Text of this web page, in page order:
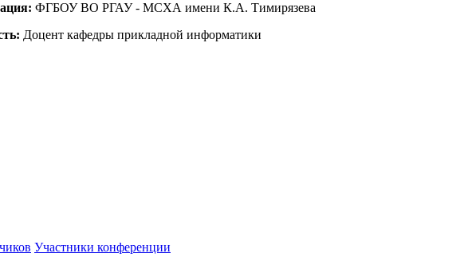
ФГБОУ ВО РГАУ - МСХА имени К.А. Тимирязева
Доцент кафедры прикладной информатики
Участники конференции